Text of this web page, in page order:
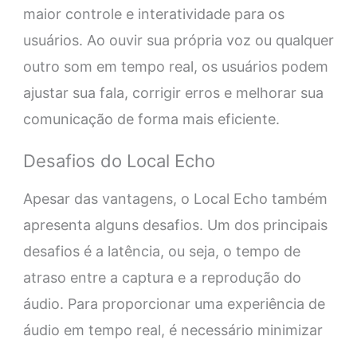
maior controle e interatividade para os
usuários. Ao ouvir sua própria voz ou qualquer
outro som em tempo real, os usuários podem
ajustar sua fala, corrigir erros e melhorar sua
comunicação de forma mais eficiente.
Desafios do Local Echo
Apesar das vantagens, o Local Echo também
apresenta alguns desafios. Um dos principais
desafios é a latência, ou seja, o tempo de
atraso entre a captura e a reprodução do
áudio. Para proporcionar uma experiência de
áudio em tempo real, é necessário minimizar